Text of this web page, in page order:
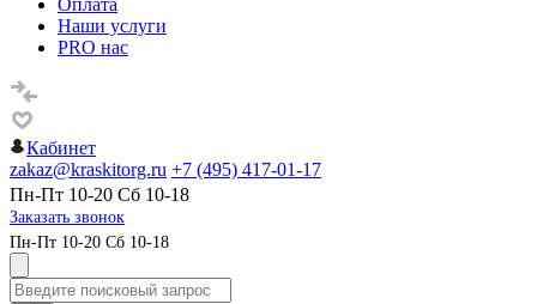
Оплата
Наши услуги
PRO нас
Кабинет
zakaz@kraskitorg.ru +7 (495) 417-01-17
Пн-Пт 10-20 Сб 10-18
Заказать звонок
Пн-Пт 10-20 Сб 10-18